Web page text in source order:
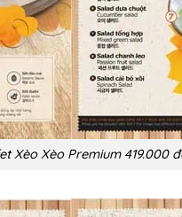
Xèo Xèo Premium 419.000